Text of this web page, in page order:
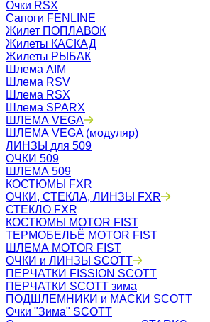
Очки RSX
Сапоги FENLINE
Жилет ПОПЛАВОК
Жилеты КАСКАД
Жилеты РЫБАК
Шлема AIM
Шлема RSV
Шлема RSX
Шлема SPARX
ШЛЕМА VEGA
ШЛЕМА VEGA (модуляр)
ЛИНЗЫ для 509
ОЧКИ 509
ШЛЕМА 509
КОСТЮМЫ FXR
ОЧКИ, СТЕКЛА, ЛИНЗЫ FXR
СТЕКЛО FXR
КОСТЮМЫ MOTOR FIST
ТЕРМОБЕЛЬЁ MOTOR FIST
ШЛЕМА MOTOR FIST
ОЧКИ и ЛИНЗЫ SCOTT
ПЕРЧАТКИ FISSION SCOTT
ПЕРЧАТКИ SCOTT зима
ПОДШЛЕМНИКИ и МАСКИ SCOTT
Очки "Зима" SCOTT